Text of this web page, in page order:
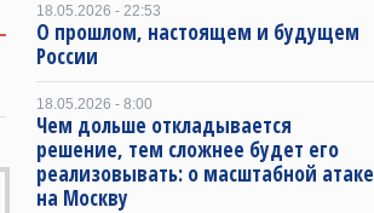
18.05.2026 - 22:53
О прошлом, настоящем и будущем
России
18.05.2026 - 8:00
Чем дольше откладывается
решение, тем сложнее будет его
реализовывать: о масштабной атаке
на Москву